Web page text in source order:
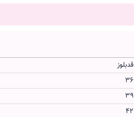
قدبلوز
۳۶
۳۹
۴۲